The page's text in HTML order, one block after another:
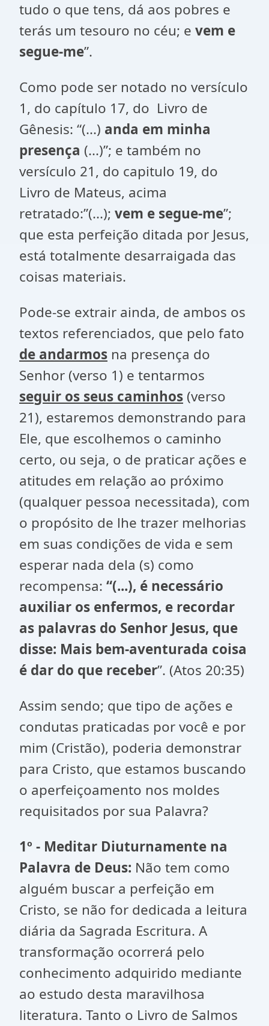
tudo o que tens, dá aos pobres e
terás um tesouro no céu; e vem e
segue-me”.
Como pode ser notado no versículo
1, do capítulo 17, do Livro de
Gênesis: “(...) anda em minha
presença (...)”; e também no
versículo 21, do capitulo 19, do
Livro de Mateus, acima
retratado:”(...); vem e segue-me”;
que esta perfeição ditada por Jesus,
está totalmente desarraigada das
coisas materiais.
Pode-se extrair ainda, de ambos os
textos referenciados, que pelo fato
de andarmos na presença do
Senhor (verso 1) e tentarmos
seguir os seus caminhos (verso
21), estaremos demonstrando para
Ele, que escolhemos o caminho
certo, ou seja, o de praticar ações e
atitudes em relação ao próximo
(qualquer pessoa necessitada), com
o propósito de lhe trazer melhorias
em suas condições de vida e sem
esperar nada dela (s) como
recompensa: “(...), é necessário
auxiliar os enfermos, e recordar
as palavras do Senhor Jesus, que
disse: Mais bem-aventurada coisa
é dar do que receber”. (Atos 20:35)
Assim sendo; que tipo de ações e
condutas praticadas por você e por
mim (Cristão), poderia demonstrar
para Cristo, que estamos buscando
o aperfeiçoamento nos moldes
requisitados por sua Palavra?
1º - Meditar Diuturnamente na
Palavra de Deus: Não tem como
alguém buscar a perfeição em
Cristo, se não for dedicada a leitura
diária da Sagrada Escritura. A
transformação ocorrerá pelo
conhecimento adquirido mediante
ao estudo desta maravilhosa
literatura. Tanto o Livro de Salmos